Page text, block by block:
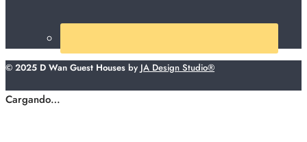
© 2025 D Wan Guest Houses by JA Design Studio®
Cargando…